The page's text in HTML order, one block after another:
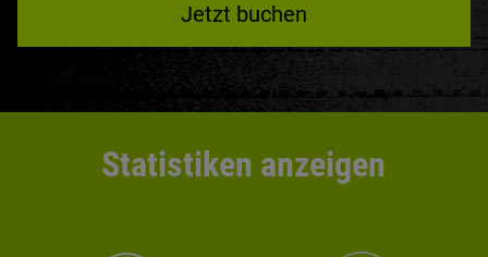
Jetzt buchen
Statistiken anzeigen